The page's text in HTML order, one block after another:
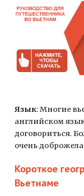
Язык: Многие
английском
договориться.
очень
Короткое
Вьетнаме